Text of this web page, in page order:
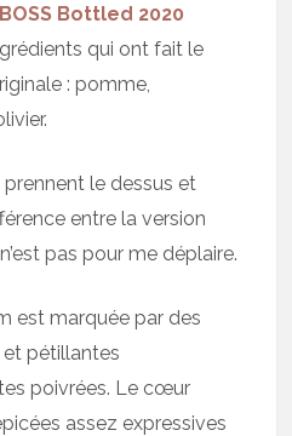
BOSS Bottled 2020
qui ont fait le
: pomme,
le dessus et
entre la version
pas pour me déplaire.
est marquée par des
pétillantes
poivrées. Le cœur
assez expressives